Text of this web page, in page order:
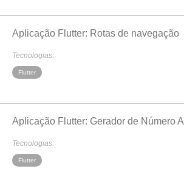
Aplicação Flutter: Rotas de navegação
Tecnologias:
Flutter
Aplicação Flutter: Gerador de Número
Tecnologias:
Flutter